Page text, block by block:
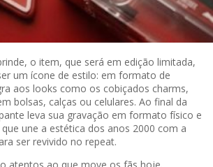
o item, que será em edição limitada,
um ícone de estilo: em formato de
aos looks como os cobiçados charms,
bolsas, calças ou celulares. Ao final da
leva sua gravação em formato físico e
une a estética dos anos 2000 com a
ser revivido no repeat.